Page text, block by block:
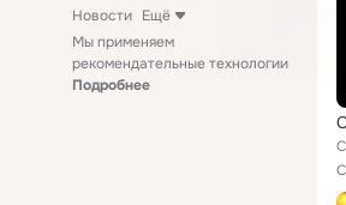
Новости Ещё
Мы применяем
рекомендательные технологии
Подробнее